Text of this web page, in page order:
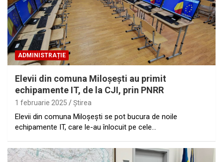
ADMINISTRAȚIE
Elevii din comuna Miloşeşti au primit
echipamente IT, de la CJI, prin PNRR
1 februarie 2025 Ştirea
Elevii din comuna Miloșești se pot bucura de noile
echipamente IT, care le-au înlocuit pe cele…